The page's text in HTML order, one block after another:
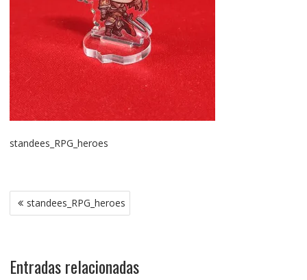
standees_RPG_heroes
Navegación
de
standees_RPG_heroes
Entradas relacionadas